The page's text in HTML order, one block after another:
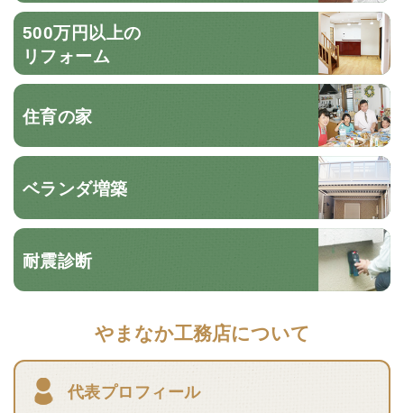
500万円以上の
リフォーム
住育の家
ベランダ増築
耐震診断
やまなか工務店について
代表プロフィール